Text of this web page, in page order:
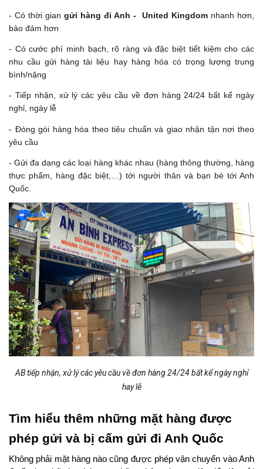
- Có thời gian gửi hàng đi Anh - United Kingdom nhanh hơn,
bảo đảm hơn
- Có cước phí minh bạch, rõ ràng và đặc biệt tiết kiệm cho các
nhu cầu gửi hàng tài liệu hay hàng hóa có trọng lượng trung
bình/nặng
- Tiếp nhận, xử lý các yêu cầu về đơn hàng 24/24 bất kể ngày
nghỉ, ngày lễ
- Đóng gói hàng hóa theo tiêu chuẩn và giao nhận tận nơi theo
yêu cầu
- Gửi đa dạng các loại hàng khác nhau (hàng thông thường, hàng
thực phẩm, hàng đặc biệt,…) tới người thân và bạn bè tới Anh
Quốc.
AB tiếp nhận, xử lý các yêu cầu về đơn hàng 24/24 bất kể ngày nghỉ
hay lễ
Tìm hiểu thêm những mặt hàng được
phép gửi và bị cấm gửi đi Anh Quốc
Không phải mặt hàng nào cũng được phép vận chuyển vào Anh